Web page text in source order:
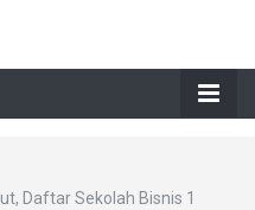
Daftar Sekolah Bisnis 1